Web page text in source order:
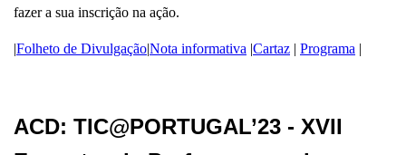
fazer a sua inscrição na ação.
|Folheto de Divulgação|Nota informativa |Cartaz | Programa |
ACD: TIC@PORTUGAL’23 - XVII